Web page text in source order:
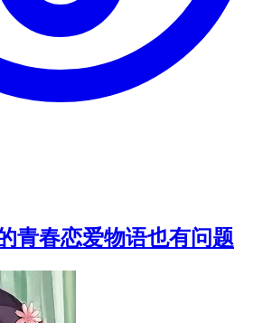
青春恋爱物语也有问题